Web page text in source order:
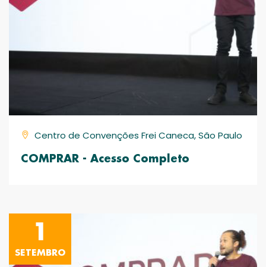
Centro de Convenções Frei Caneca, São Paulo
COMPRAR - Acesso Completo
1
SETEMBRO